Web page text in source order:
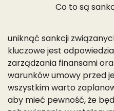
Co to są
uniknąć sankcji
kluczowe jest
zarządzania finansami
warunków umowy przed
wszystkim warto
aby mieć pewność, że